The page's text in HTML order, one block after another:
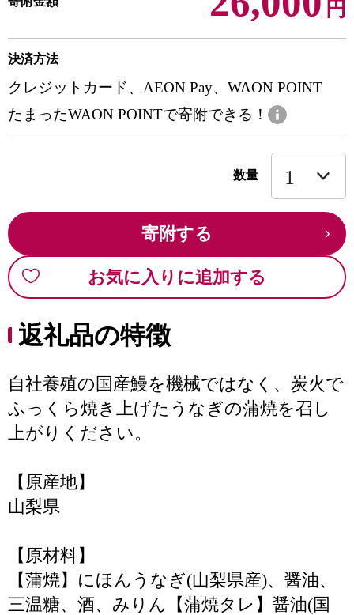
円
決済方法
クレジットカード、AEON Pay、WAON POINT
たまったWAON POINTで寄附できる！
数量
寄附する
お気に入りに追加する
返礼品の特徴
自社養殖の国産鰻を機械ではなく、炭火で
ふっくら焼き上げたうなぎの蒲焼を召し
上がりください。
【原産地】
山梨県
【原材料】
【蒲焼】にほんうなぎ(山梨県産)、醤油、
三温糖、酒、みりん【蒲焼タレ】醤油(国